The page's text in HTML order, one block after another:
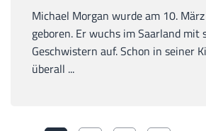
Michael Morgan wurde am 10.
geboren. Er wuchs im Saarland mit
Geschwistern auf. Schon in seiner
überall ...